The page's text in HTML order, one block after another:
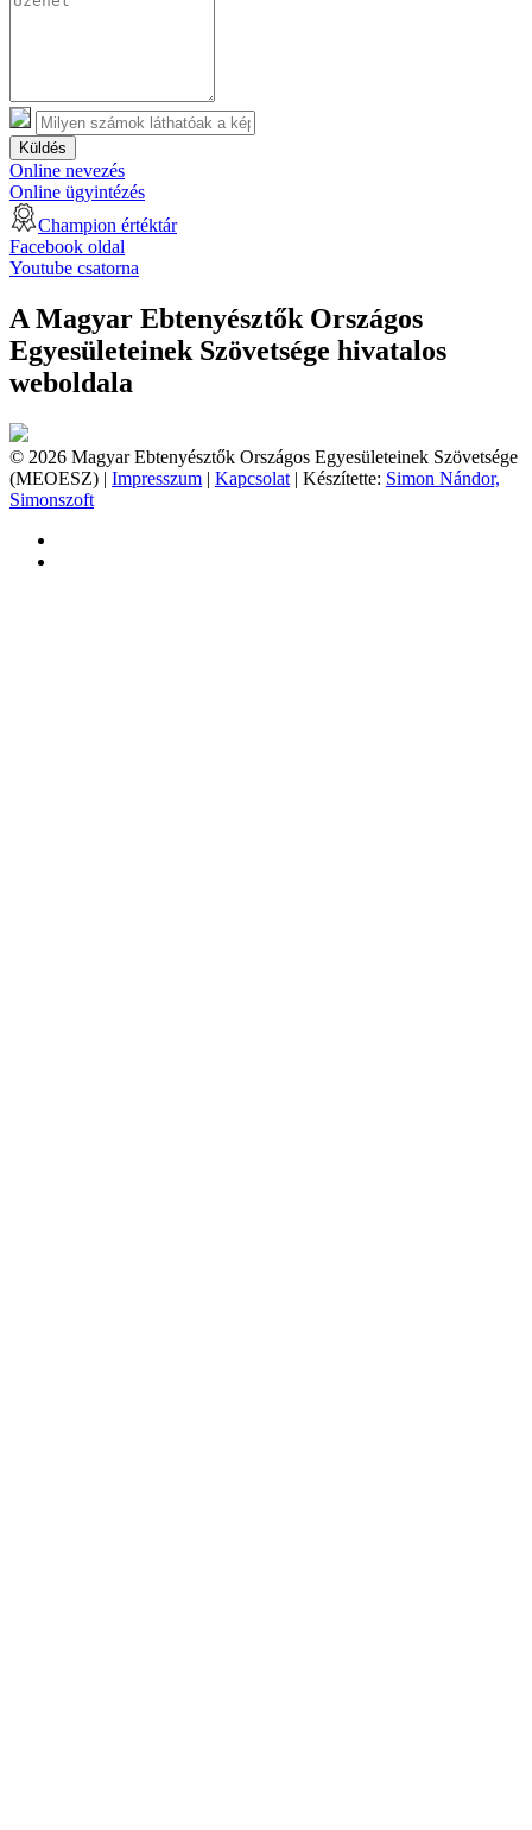
Küldés
Online nevezés
Online ügyintézés
Champion értéktár
Facebook oldal
Youtube csatorna
A Magyar Ebtenyésztők Országos
Egyesületeinek Szövetsége hivatalos
weboldala
© 2026 Magyar Ebtenyésztők Országos Egyesületeinek Szövetsége
(MEOESZ) | Impresszum | Kapcsolat | Készítette: Simon Nándor,
Simonszoft